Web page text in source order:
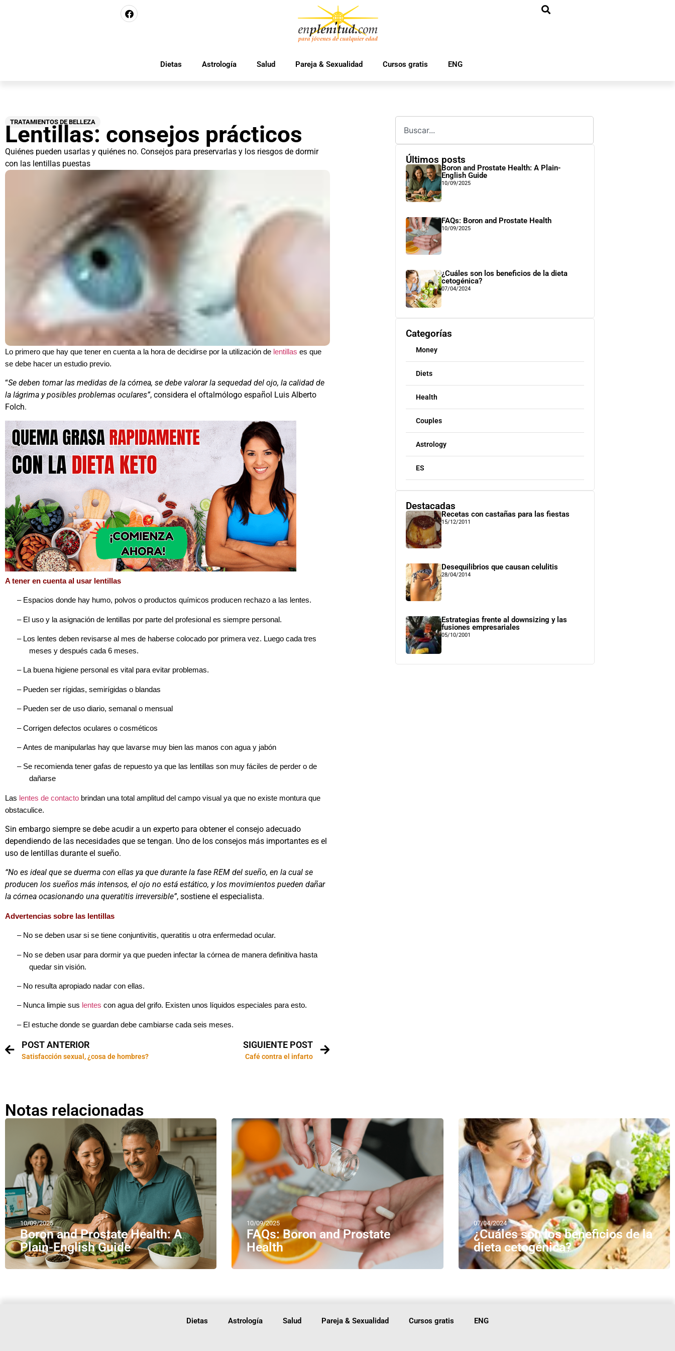
Dietas Astrología Salud Pareja & Sexualidad Cursos gratis ENG
TRATAMIENTOS DE BELLEZA
Lentillas: consejos prácticos
Quiénes pueden usarlas y quiénes no. Consejos para preservarlas y los riesgos de dormir
con las lentillas puestas
Lo primero que hay que tener en cuenta a la hora de decidirse por la utilización de lentillas es que
se debe hacer un estudio previo.
“Se deben tomar las medidas de la córnea, se debe valorar la sequedad del ojo, la calidad de
la lágrima y posibles problemas oculares”, considera el oftalmólogo español Luis Alberto
Folch.
A tener en cuenta al usar lentillas
– Espacios donde hay humo, polvos o productos químicos producen rechazo a las lentes.
– El uso y la asignación de lentillas por parte del profesional es siempre personal.
– Los lentes deben revisarse al mes de haberse colocado por primera vez. Luego cada tres
meses y después cada 6 meses.
– La buena higiene personal es vital para evitar problemas.
– Pueden ser rígidas, semirígidas o blandas
– Pueden ser de uso diario, semanal o mensual
– Corrigen defectos oculares o cosméticos
– Antes de manipularlas hay que lavarse muy bien las manos con agua y jabón
– Se recomienda tener gafas de repuesto ya que las lentillas son muy fáciles de perder o de
dañarse
Las lentes de contacto brindan una total amplitud del campo visual ya que no existe montura que
obstaculice.
Sin embargo siempre se debe acudir a un experto para obtener el consejo adecuado
dependiendo de las necesidades que se tengan. Uno de los consejos más importantes es el
uso de lentillas durante el sueño.
“No es ideal que se duerma con ellas ya que durante la fase REM del sueño, en la cual se
producen los sueños más intensos, el ojo no está estático, y los movimientos pueden dañar
la córnea ocasionando una queratitis irreversible”, sostiene el especialista.
Advertencias sobre las lentillas
– No se deben usar si se tiene conjuntivitis, queratitis u otra enfermedad ocular.
– No se deben usar para dormir ya que pueden infectar la córnea de manera definitiva hasta
quedar sin visión.
– No resulta apropiado nadar con ellas.
– Nunca limpie sus lentes con agua del grifo. Existen unos líquidos especiales para esto.
– El estuche donde se guardan debe cambiarse cada seis meses.
POST ANTERIOR
Satisfacción sexual, ¿cosa de hombres?
SIGUIENTE POST
Café contra el infarto
Últimos posts
Boron and Prostate Health: A Plain-
English Guide
10/09/2025
FAQs: Boron and Prostate Health
10/09/2025
¿Cuáles son los beneficios de la dieta
cetogénica?
07/04/2024
Categorías
Money
Diets
Health
Couples
Astrology
ES
Destacadas
Recetas con castañas para las fiestas
15/12/2011
Desequilibrios que causan celulitis
28/04/2014
Estrategias frente al downsizing y las
fusiones empresariales
05/10/2001
Notas relacionadas
10/09/2025
Boron and Prostate Health: A
Plain-English Guide
10/09/2025
FAQs: Boron and Prostate
Health
07/04/2024
¿Cuáles son los beneficios de la
dieta cetogénica?
Dietas Astrología Salud Pareja & Sexualidad Cursos gratis ENG